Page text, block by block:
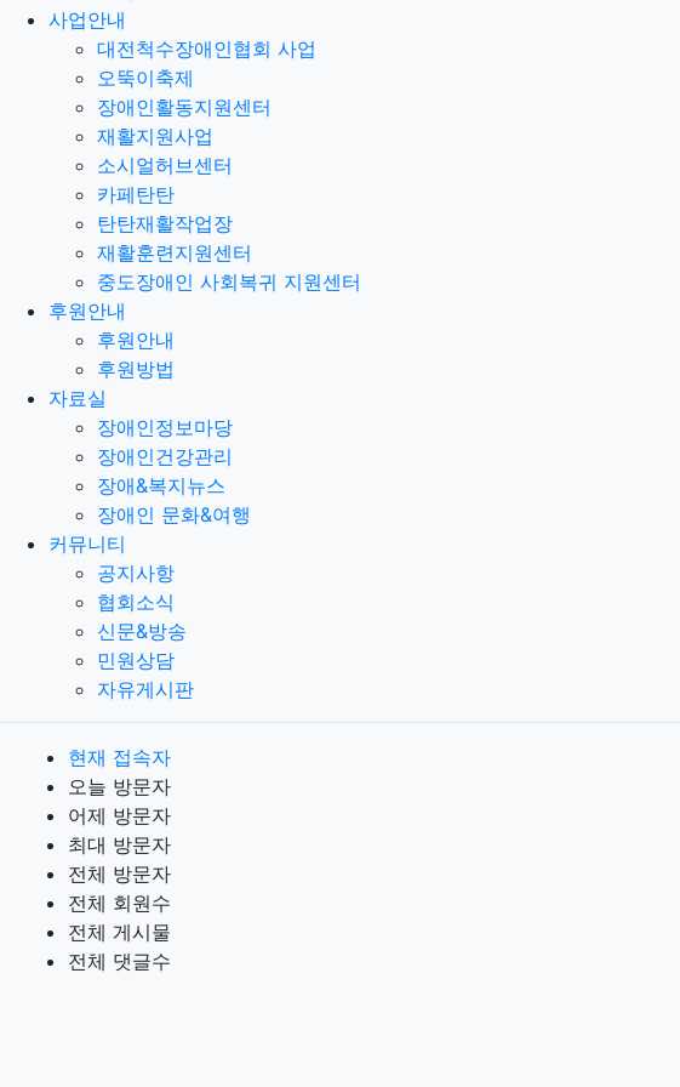
사업안내
대전척수장애인협회 사업
오뚝이축제
장애인활동지원센터
재활지원사업
소시얼허브센터
카페탄탄
탄탄재활작업장
재활훈련지원센터
중도장애인 사회복귀 지원센터
후원안내
후원안내
후원방법
자료실
장애인정보마당
장애인건강관리
장애&복지뉴스
장애인 문화&여행
커뮤니티
공지사항
협회소식
신문&방송
민원상담
자유게시판
현재 접속자
오늘 방문자
어제 방문자
최대 방문자
전체 방문자
전체 회원수
전체 게시물
전체 댓글수